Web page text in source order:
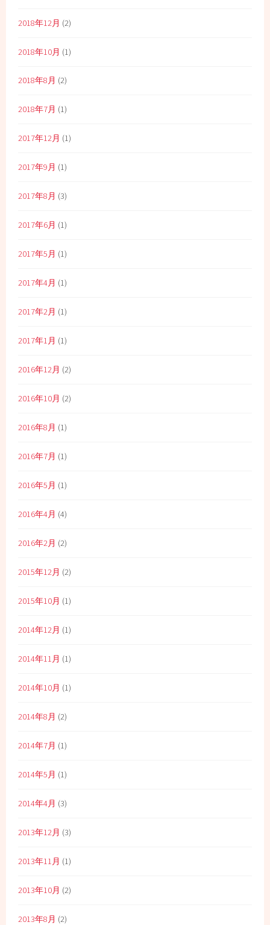
2018年12月 (2)
2018年10月 (1)
2018年8月 (2)
2018年7月 (1)
2017年12月 (1)
2017年9月 (1)
2017年8月 (3)
2017年6月 (1)
2017年5月 (1)
2017年4月 (1)
2017年2月 (1)
2017年1月 (1)
2016年12月 (2)
2016年10月 (2)
2016年8月 (1)
2016年7月 (1)
2016年5月 (1)
2016年4月 (4)
2016年2月 (2)
2015年12月 (2)
2015年10月 (1)
2014年12月 (1)
2014年11月 (1)
2014年10月 (1)
2014年8月 (2)
2014年7月 (1)
2014年5月 (1)
2014年4月 (3)
2013年12月 (3)
2013年11月 (1)
2013年10月 (2)
2013年8月 (2)